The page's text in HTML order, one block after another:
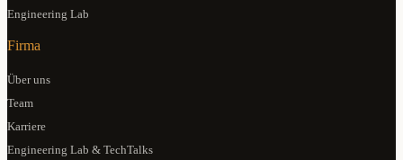
Engineering Lab
Firma
Über uns
Team
Karriere
Engineering Lab & TechTalks